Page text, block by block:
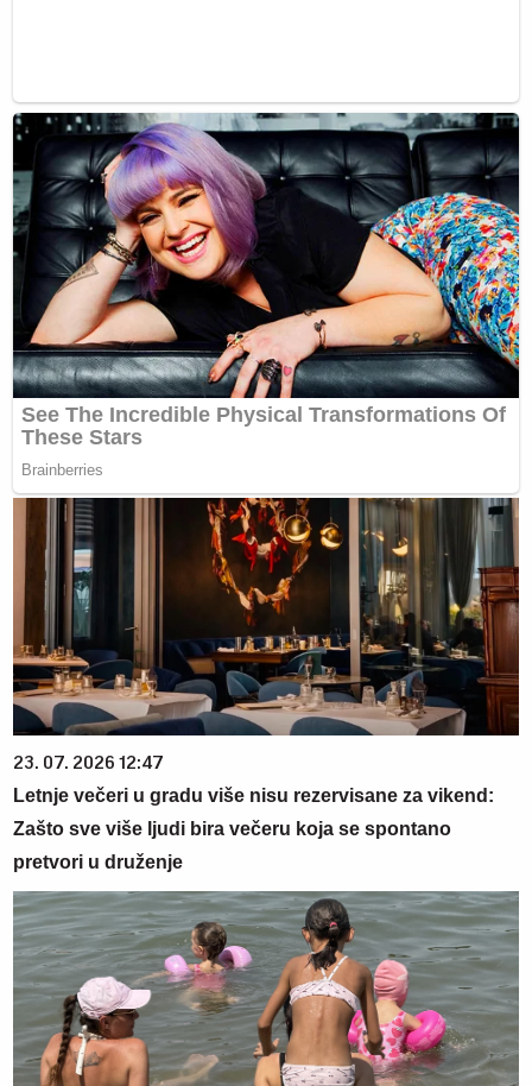
23. 07. 2026 12:47
Letnje večeri u gradu više nisu rezervisane za vikend:
Zašto sve više ljudi bira večeru koja se spontano
pretvori u druženje